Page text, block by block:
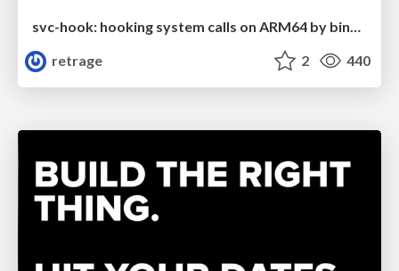
svc-hook: hooking system calls on ARM64 by binary rewriting
retrage
2 440